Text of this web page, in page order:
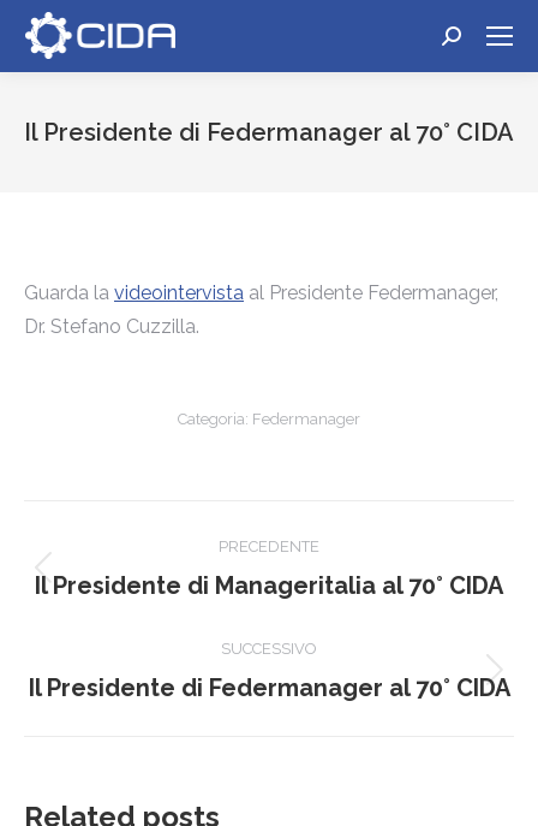
Cerca:
Il Presidente di Federmanager al 70° CIDA
Guarda la videointervista al Presidente Federmanager,
Dr. Stefano Cuzzilla.
Categoria: Federmanager
tra
post
PRECEDENTE
Post
Il Presidente di Manageritalia al 70° CIDA
SUCCESSIVO
Prossimo
Il Presidente di Federmanager al 70° CIDA
Related posts